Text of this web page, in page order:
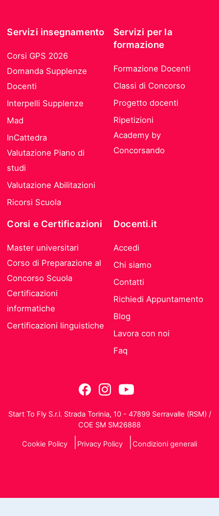
Servizi insegnamento
Corsi GPS 2026
Domanda Supplenze
Docenti
Interpelli Supplenze
Mad
InCattedra
Valutazione Piano di
studi
Valutazione Abilitazioni
Ricorsi Scuola
Servizi per la
formazione
Formazione Docenti
Classi di Concorso
Progetto docenti
Ripetizioni
Academy by
Concorsando
Corsi e Certificazioni
Master universitari
Corso di Preparazione al
Concorso Scuola
Certificazioni
informatiche
Certificazioni linguistiche
Docenti.it
Accedi
Chi siamo
Contatti
Richiedi Appuntamento
Blog
Lavora con noi
Faq
Start To Fly S.r.l. Strada Torinia, 10 - 47899 Serravalle (RSM) /
COE SM SM26888
Cookie Policy Privacy Policy Condizioni generali